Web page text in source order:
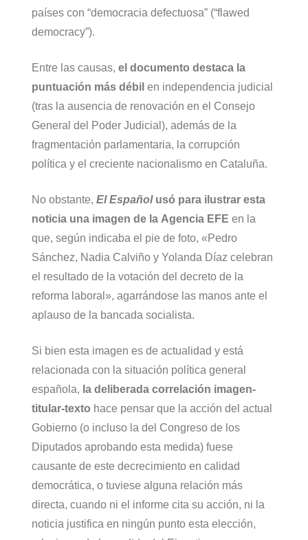
países con “democracia defectuosa” (“flawed
democracy”).
Entre las causas, el documento destaca la
puntuación más débil en independencia judicial
(tras la ausencia de renovación en el Consejo
General del Poder Judicial), además de la
fragmentación parlamentaria, la corrupción
política y el creciente nacionalismo en Cataluña.
No obstante, El Españolusó para ilustrar esta
noticia una imagen de la Agencia EFE en la
que, según indicaba el pie de foto, «Pedro
Sánchez, Nadia Calviño y Yolanda Díaz celebran
el resultado de la votación del decreto de la
reforma laboral», agarrándose las manos ante el
aplauso de la bancada socialista.
Si bien esta imagen es de actualidad y está
relacionada con la situación política general
española, la deliberada correlación imagen-
titular-texto hace pensar que la acción del actual
Gobierno (o incluso la del Congreso de los
Diputados aprobando esta medida) fuese
causante de este decrecimiento en calidad
democrática, o tuviese alguna relación más
directa, cuando ni el informe cita su acción, ni la
noticia justifica en ningún punto esta elección,